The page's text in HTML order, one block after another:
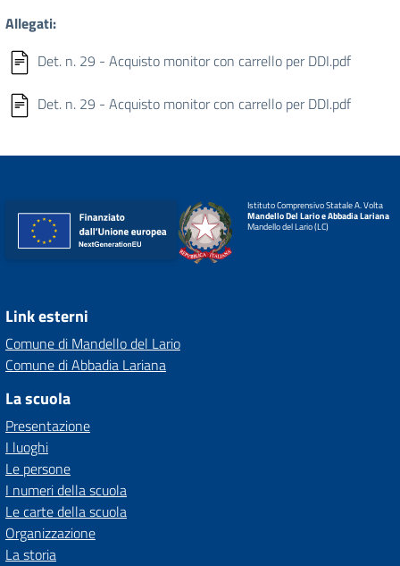
Allegati:
Det. n. 29 - Acquisto monitor con carrello per DDI.pdf
Det. n. 29 - Acquisto monitor con carrello per DDI.pdf
Istituto Comprensivo Statale A. Volta
Mandello Del Lario e Abbadia Lariana
Mandello del Lario (LC)
Link esterni
Comune di Mandello del Lario
Comune di Abbadia Lariana
La scuola
Presentazione
I luoghi
Le persone
I numeri della scuola
Le carte della scuola
Organizzazione
La storia